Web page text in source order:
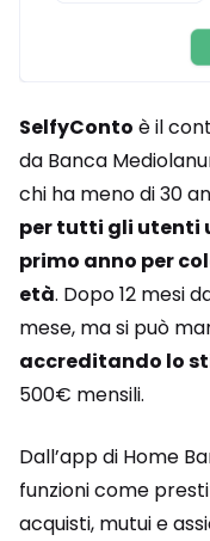
SelfyConto è il
da Banca
chi ha meno di 30
per tutti gli utenti
primo anno per
età. Dopo 12 mesi
mese, ma si può
accreditando lo
500€ mensili.
Dall’app di Home
funzioni come
acquisti, mutui e